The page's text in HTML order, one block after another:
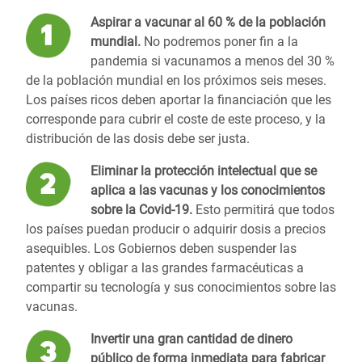
Aspirar a vacunar al 60 % de la población
mundial. No podremos poner fin a la
pandemia si vacunamos a menos del 30 %
de la población mundial en los próximos seis meses.
Los países ricos deben aportar la financiación que les
corresponde para cubrir el coste de este proceso, y la
distribución de las dosis debe ser justa.
Eliminar la protección intelectual que se
aplica a las vacunas y los conocimientos
sobre la Covid-19. Esto permitirá que todos
los países puedan producir o adquirir dosis a precios
asequibles. Los Gobiernos deben suspender las
patentes y obligar a las grandes farmacéuticas a
compartir su tecnología y sus conocimientos sobre las
vacunas.
Invertir una gran cantidad de dinero
público de forma inmediata para fabricar